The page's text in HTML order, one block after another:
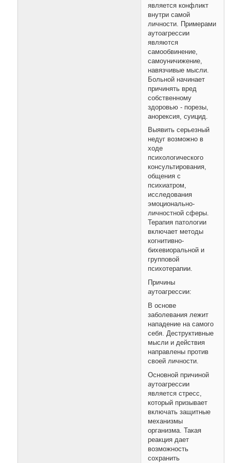
является конфликт
внутри самой
личности. Примерами
аутоагрессии
являются
самообвинение,
самоуничижение,
навязчивые мысли.
Больной начинает
причинять вред
собственному
здоровью - порезы,
анорексия, суицид.
Выявить серьезный
недуг возможно в
ходе
психологического
консультирования,
общения с
психиатром,
исследования
эмоционально-
личностной сферы.
Терапия патологии
включает методы
когнитивно-
бихевиоральной и
групповой
психотерапии.
Причины
аутоагрессии:
В основе
заболевания лежит
нападение на самого
себя. Деструктивные
мысли и действия
направлены против
своей личности.
Основной причиной
аутоагрессии
является стресс,
который призывает
включать защитные
механизмы
организма. Такая
реакция дает
возможность
сохранить